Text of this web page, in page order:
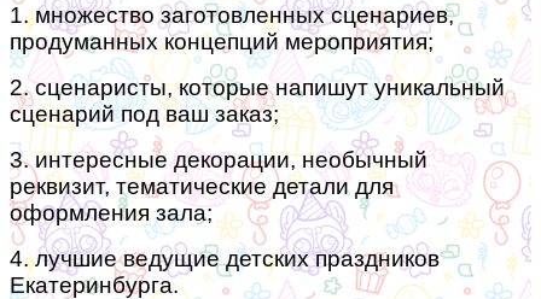
1. множество заготовленных сценариев,
продуманных концепций мероприятия;
2. сценаристы, которые напишут уникальный
сценарий под ваш заказ;
3. интересные декорации, необычный
реквизит, тематические детали для
оформления зала;
4. лучшие ведущие детских праздников
Екатеринбурга.